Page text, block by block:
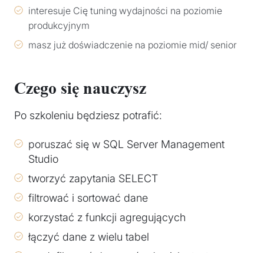
interesuje Cię tuning wydajności na poziomie
produkcyjnym
masz już doświadczenie na poziomie mid/ senior
Czego się nauczysz
Po szkoleniu będziesz potrafić:
poruszać się w SQL Server Management
Studio
tworzyć zapytania SELECT
filtrować i sortować dane
korzystać z funkcji agregujących
łączyć dane z wielu tabel